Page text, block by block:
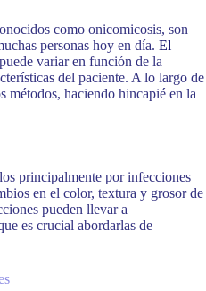
como onicomicosis, son
personas hoy en día. El
puede variar en función de la
del paciente. A lo largo de
métodos, haciendo hincapié en la
principalmente por infecciones
en el color, textura y grosor de
pueden llevar a
es crucial abordarlas de